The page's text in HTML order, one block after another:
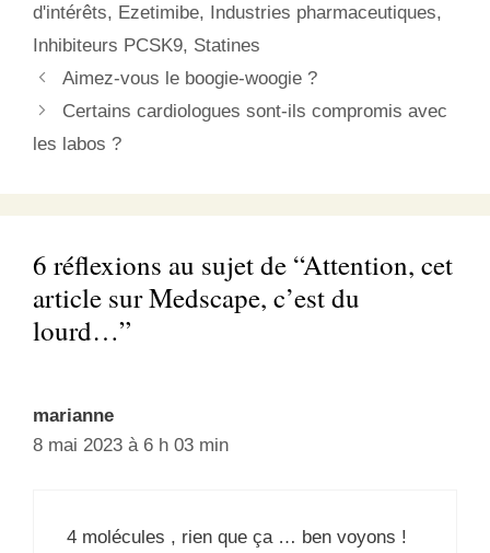
d'intérêts, Ezetimibe, Industries pharmaceutiques,
Inhibiteurs PCSK9, Statines
Aimez-vous le boogie-woogie ?
Certains cardiologues sont-ils compromis avec
les labos ?
6 réflexions au sujet de “Attention, cet
article sur Medscape, c’est du
lourd…”
marianne
8 mai 2023 à 6 h 03 min
4 molécules , rien que ça … ben voyons !